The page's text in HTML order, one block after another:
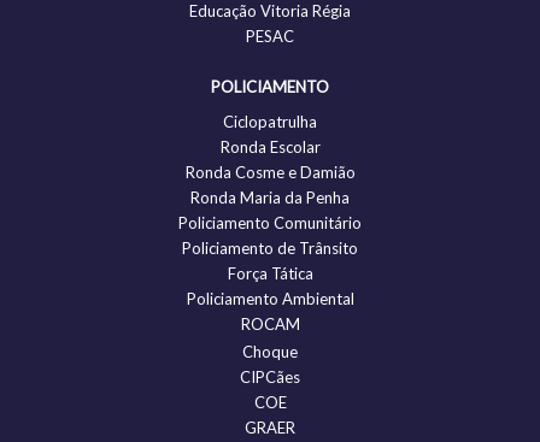
Educação Vitoria Régia
PESAC
POLICIAMENTO
Ciclopatrulha
Ronda Escolar
Ronda Cosme e Damião
Ronda Maria da Penha
Policiamento Comunitário
Policiamento de Trânsito
Força Tática
Policiamento Ambiental
ROCAM
Choque
CIPCães
COE
GRAER